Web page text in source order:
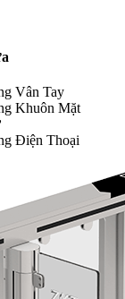
Vân Tay
Khuôn Mặt
Điện Thoại